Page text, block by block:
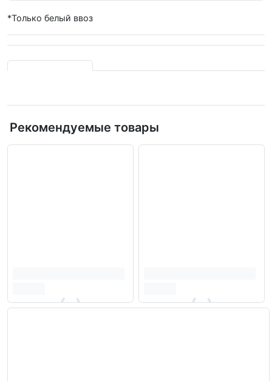
*Только белый ввоз
Рекомендуемые товары